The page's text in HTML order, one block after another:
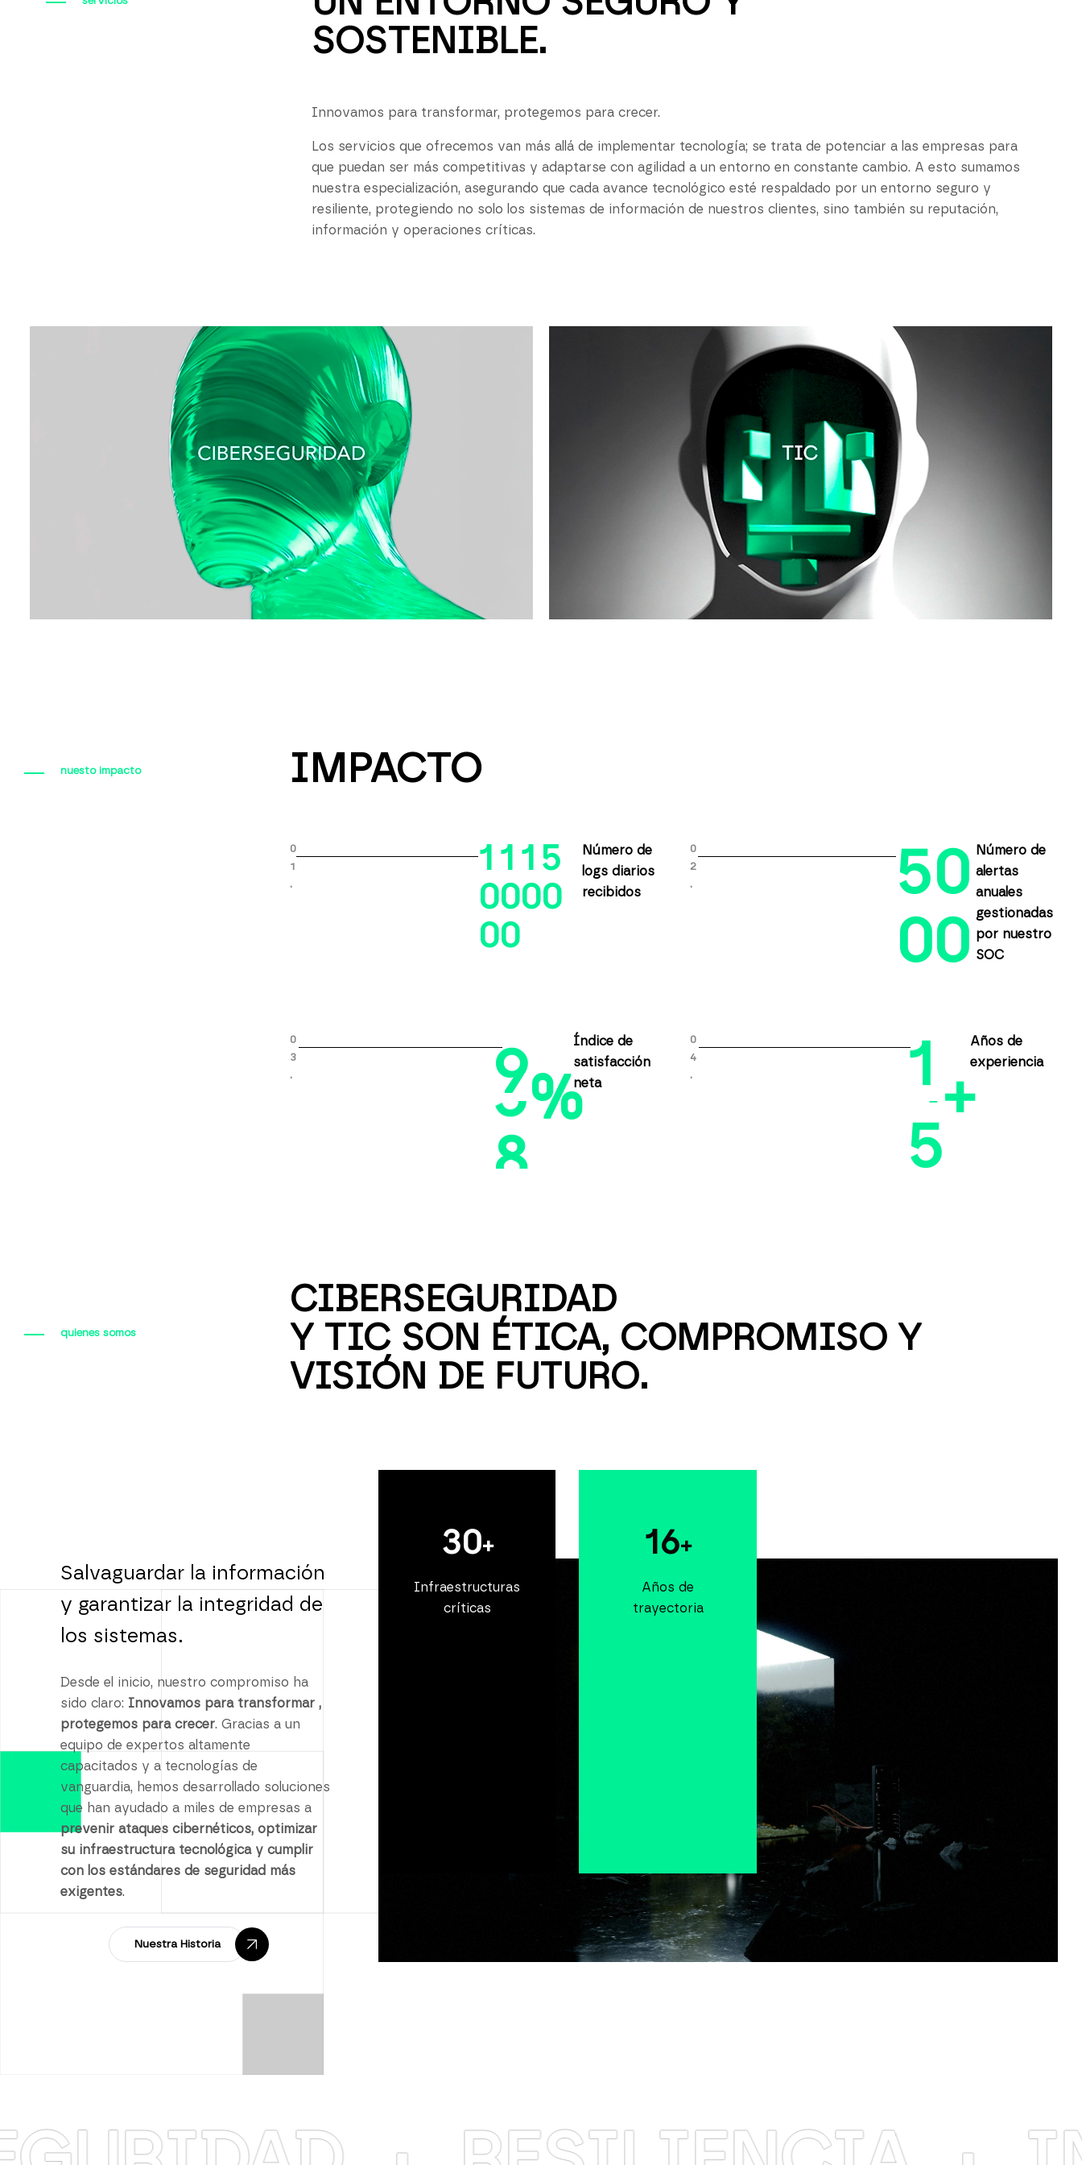
SOSTENIBLE.
Innovamos para transformar, protegemos para crecer.
Los servicios que ofrecemos van más allá de implementar tecnología; se trata de potenciar a las empresas para
que puedan ser más competitivas y adaptarse con agilidad a un entorno en constante cambio. A esto sumamos
nuestra especialización, asegurando que cada avance tecnológico esté respaldado por un entorno seguro y
resiliente, protegiendo no solo los sistemas de información de nuestros clientes, sino también su reputación,
información y operaciones críticas.
nuesto impacto IMPACTO
0
1
.
1 1 1 5
0000
00
Número de
logs diarios
recibidos
0
2
.
50
00
Número de
alertas
anuales
gestionadas
por nuestro
SOC
0
3
.
9
8
%
Índice de
satisfacción
neta
0
4
.
1
5
+
Años de
experiencia
quienes somos
CIBERSEGURIDAD
Y TIC SON ÉTICA, COMPROMISO Y
VISIÓN DE FUTURO.
Salvaguardar la información
y garantizar la integridad de
los sistemas.
Desde el inicio, nuestro compromiso ha
sido claro: Innovamos para transformar ,
protegemos para crecer. Gracias a un
equipo de expertos altamente
capacitados y a tecnologías de
vanguardia, hemos desarrollado soluciones
que han ayudado a miles de empresas a
prevenir ataques cibernéticos, optimizar
su infraestructura tecnológica y cumplir
con los estándares de seguridad más
exigentes.
Nuestra Historia
30+
Infraestructuras
críticas
16+
Años de
trayectoria